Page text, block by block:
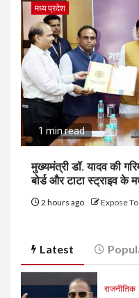
मध्य प्रदेश
1 min read
मुख्यमंत्री डॉ. यादव की
बोर्ड और टाटा स्ट्राइव
2 hours ago Expose
Latest
राजनीतिक